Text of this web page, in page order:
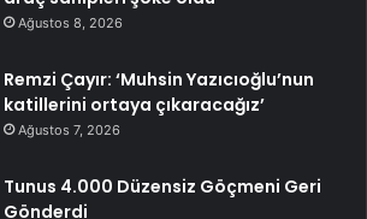
Ağustos 8, 2026
Remzi Çayır: ‘Muhsin Yazıcıoğlu’nun
katillerini ortaya çıkaracağız’
Ağustos 7, 2026
Tunus 4.000 Düzensiz Göçmeni Geri
Gönderdi